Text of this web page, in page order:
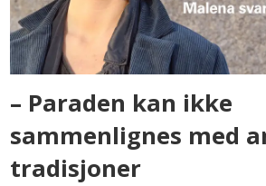
– Paraden kan ikke
sammenlignes med
tradisjoner